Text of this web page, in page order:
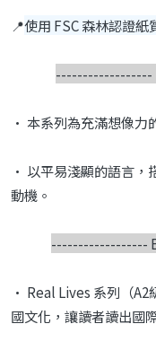
📍使用 FSC 森林認證紙
------------------
• 本系列為充滿想像力
• 以平易淺顯的語言，
動機。
------------------
• Real Lives 系列（A2
國文化，讓讀者讀出國